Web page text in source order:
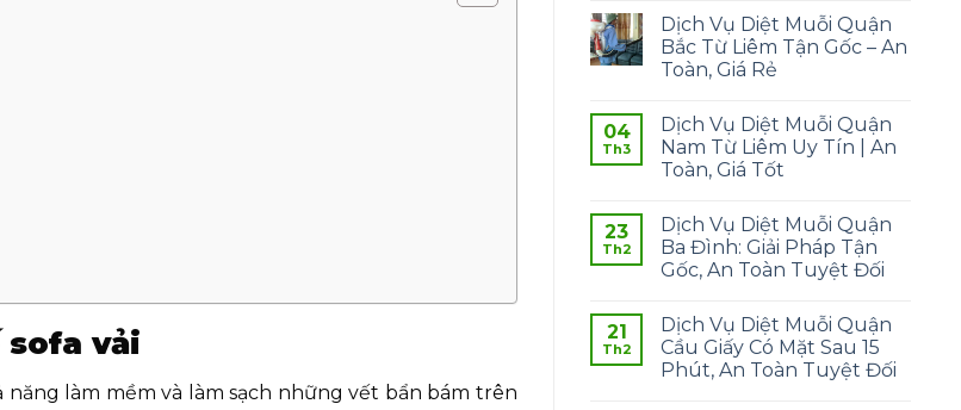
vải
làm mềm và làm sạch những vết bẩn bám trên
Dịch Vụ Diệt Muỗi Quận
Bắc Từ Liêm Tận Gốc – An
Toàn, Giá Rẻ
04
Th3
Dịch Vụ Diệt Muỗi Quận
Nam Từ Liêm Uy Tín | An
Toàn, Giá Tốt
23
Th2
Dịch Vụ Diệt Muỗi Quận
Ba Đình: Giải Pháp Tận
Gốc, An Toàn Tuyệt Đối
21
Th2
Dịch Vụ Diệt Muỗi Quận
Cầu Giấy Có Mặt Sau 15
Phút, An Toàn Tuyệt Đối